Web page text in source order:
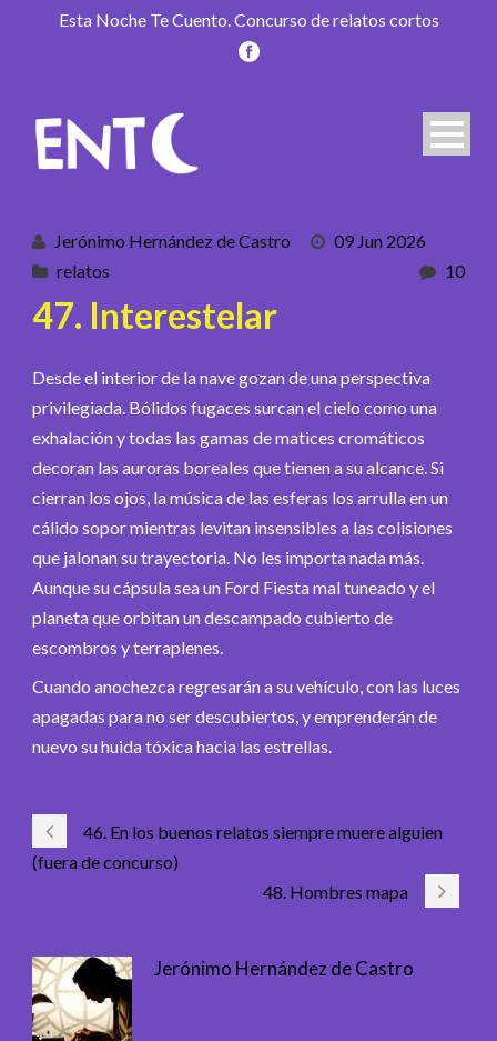
Esta Noche Te Cuento. Concurso de relatos cortos
Jerónimo Hernández de Castro
09 Jun 2026
relatos
10
47. Interestelar
Desde el interior de la nave gozan de una perspectiva
privilegiada. Bólidos fugaces surcan el cielo como una
exhalación y todas las gamas de matices cromáticos
decoran las auroras boreales que tienen a su alcance. Si
cierran los ojos, la música de las esferas los arrulla en un
cálido sopor mientras levitan insensibles a las colisiones
que jalonan su trayectoria. No les importa nada más.
Aunque su cápsula sea un Ford Fiesta mal tuneado y el
planeta que orbitan un descampado cubierto de
escombros y terraplenes.
Cuando anochezca regresarán a su vehículo, con las luces
apagadas para no ser descubiertos, y emprenderán de
nuevo su huida tóxica hacia las estrellas.
46. En los buenos relatos siempre muere alguien
(fuera de concurso)
48. Hombres mapa
Jerónimo Hernández de Castro